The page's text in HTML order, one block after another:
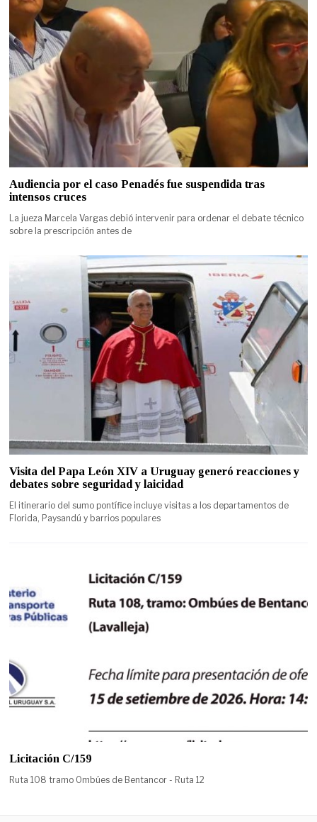
Audiencia por el caso Penadés fue suspendida tras
intensos cruces
La jueza Marcela Vargas debió intervenir para ordenar el debate técnico
sobre la prescripción antes de
Visita del Papa León XIV a Uruguay generó reacciones y
debates sobre seguridad y laicidad
El itinerario del sumo pontífice incluye visitas a los departamentos de
Florida, Paysandú y barrios populares
Licitación C/159
Ruta 108 tramo Ombúes de Bentancor - Ruta 12